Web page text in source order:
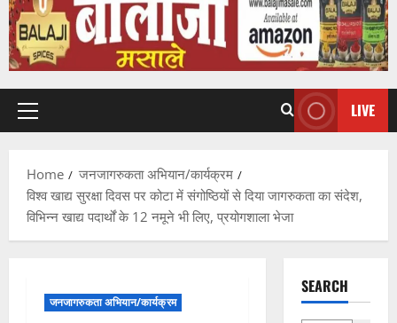
LIVE
Home
जनजागरुकता अभियान/कार्यक्रम
विश्व खाद्य सुरक्षा दिवस पर कोटा में संगोष्ठियों से दिया जागरुकता का संदेश,
विभिन्न खाद्य पदार्थों के 12 नमूने भी लिए, प्रयोगशाला भेजा
जनजागरुकता अभियान/कार्यक्रम
SEARCH